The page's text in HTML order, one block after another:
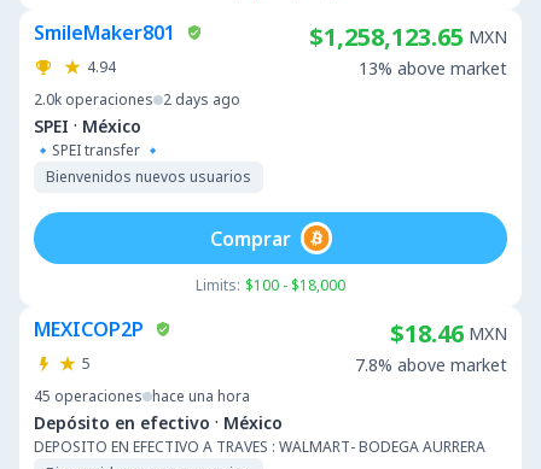
SmileMaker801
4.94
2.0k operaciones 2 days ago
SPEI · México
🔹️SPEI transfer 🔹️
Bienvenidos nuevos usuarios
$1,258,123.65 MXN
13% above market
Limits: $100 - $18,000
Comprar
MEXICOP2P
5
45 operaciones hace una hora
Depósito en efectivo · México
DEPOSITO EN EFECTIVO A TRAVES : WALMART- BODEGA AURRERA
$18.46 MXN
7.8% above market